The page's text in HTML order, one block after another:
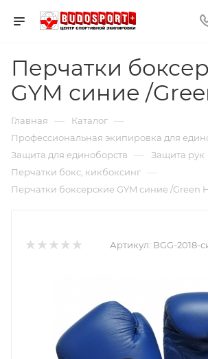
Перчатки
GYM синие /
Главная — Каталог —
Профессиональная экипировка для
Защита для единоборств — Защита рук
Перчатки бокс, кикбоксинг —
Перчатки боксерские GYM синие /Green
Артикул: BGG-2018-